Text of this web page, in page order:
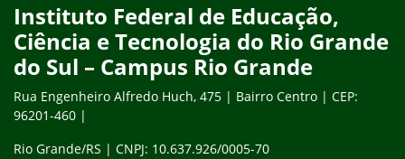
Instituto Federal de Educação,
Ciência e Tecnologia do Rio Grande
do Sul – Campus Rio Grande
Rua Engenheiro Alfredo Huch, 475 | Bairro Centro | CEP:
96201-460 |
Rio Grande/RS | CNPJ: 10.637.926/0005-70